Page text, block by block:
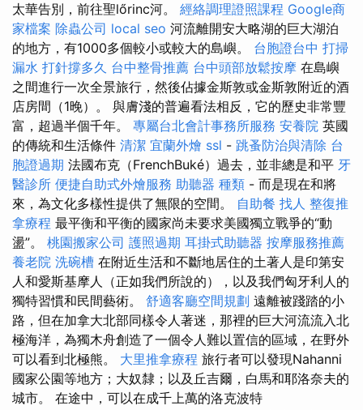
太華告別，前往聖lőrinc河。 經絡調理證照課程 Google商
家檔案 除蟲公司 local seo 河流離開安大略湖的巨大湖泊
的地方，有1000多個較小或較大的島嶼。 台胞證台中 打掃
漏水 打針撐多久 台中整骨推薦 台中頭部放鬆按摩 在島嶼
之間進行一次全景旅行，然後佔據金斯敦或金斯敦附近的酒
店房間（1晚）。 與膚淺的普遍看法相反，它的歷史非常豐
富，超過半個千年。 專屬台北會計事務所服務 安養院 英國
的傳統和生活條件 清潔 宜蘭外燴 ssl - 跳蚤防治與清除 台
胞證過期 法國布克（FrenchBuké）過去，並非總是和平 牙
醫診所 便捷自助式外燴服務 助聽器 種類 - 而是現在和將
來，為文化多樣性提供了無限的空間。 自助餐 找人 整復推
拿療程 最平衡和平衡的國家尚未要求美國獨立戰爭的“動
盪”。 桃園搬家公司 護照過期 耳掛式助聽器 按摩服務推薦
養老院 洗碗槽 在附近生活和不斷地居住的土著人是印第安
人和愛斯基摩人（正如我們所說的），以及我們匈牙利人的
獨特習慣和民間藝術。 舒適客廳空間規劃 遠離被踐踏的小
路，但在加拿大北部同樣令人著迷，那裡的巨大河流流入北
極海洋，為獨木舟創造了一個令人難以置信的區域，在野外
可以看到北極熊。 大里推拿療程 旅行者可以發現Nahanni
國家公園等地方；大奴隸；以及丘吉爾，白馬和耶洛奈夫的
城市。 在途中，可以在成千上萬的洛克波特